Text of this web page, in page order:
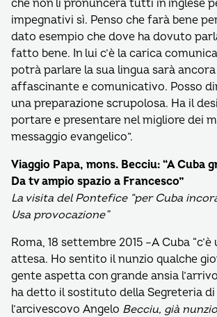
che non li pronuncerà tutti in inglese
impegnativi sì. Penso che farà bene
dato esempio che dove ha dovuto
fatto bene. In lui c’è la carica
potrà parlare la sua lingua sarà
affascinante e comunicativo. Posso
una preparazione scrupolosa. Ha il
portare e presentare nel migliore dei
messaggio evangelico”.
Viaggio Papa, mons. Becciu: “A Cuba
Da tv ampio spazio a Francesco”
La visita del Pontefice “per Cuba
Usa provocazione”
Roma, 18 settembre 2015 –A Cuba
attesa. Ho sentito il nunzio qualche
gente aspetta con grande ansia l’arrivo
ha detto il sostituto della Segreteria
l’arcivescovo Angelo Becciu, già